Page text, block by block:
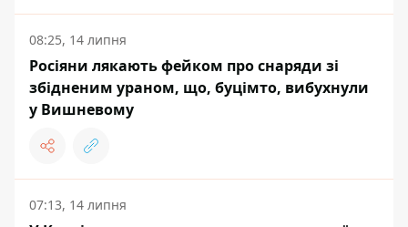
08:25, 14 липня
Росіяни лякають фейком про снаряди зі
збідненим ураном, що, буцімто, вибухнули
у Вишневому
07:13, 14 липня